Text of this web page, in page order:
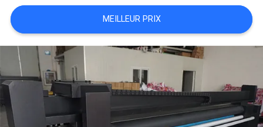
TOUS
LES
CAS
COMPANY
NEWS
MEILLEUR PRIX